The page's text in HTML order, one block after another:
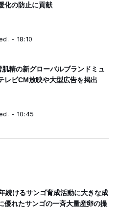
の防止に貢献
- 18:10
精の新グローバルブランドミュ
ビCM放映や大型広告を掲出
- 10:45
続けるサンゴ育成活動に大きな成
れたサンゴの一斉大量産卵の撮